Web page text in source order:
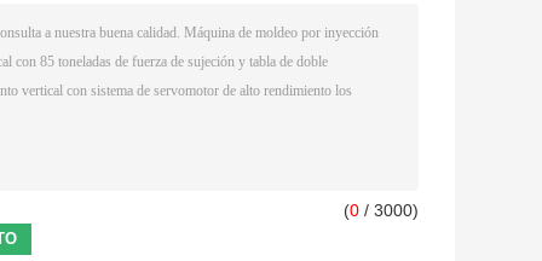
(0 / 3000)